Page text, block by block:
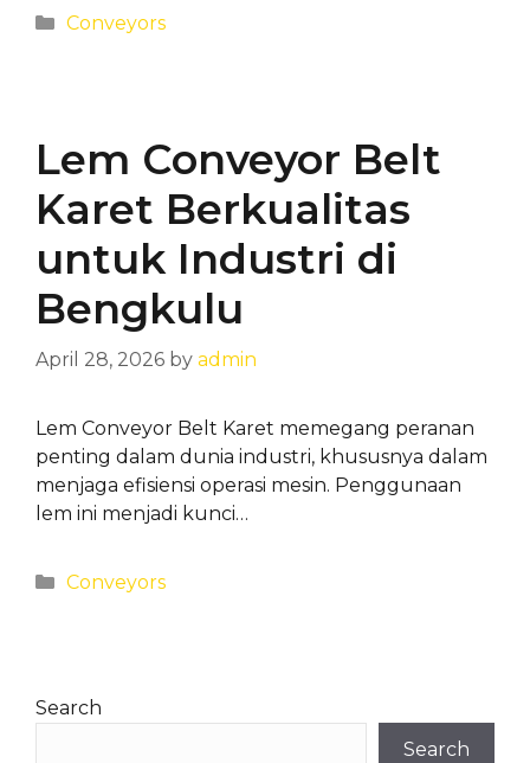
Categories
Conveyors
Lem Conveyor Belt
Karet Berkualitas
untuk Industri di
Bengkulu
April 28, 2026 by admin
Lem Conveyor Belt Karet memegang peranan
penting dalam dunia industri, khususnya dalam
menjaga efisiensi operasi mesin. Penggunaan
lem ini menjadi kunci…
Categories
Conveyors
Search
Search